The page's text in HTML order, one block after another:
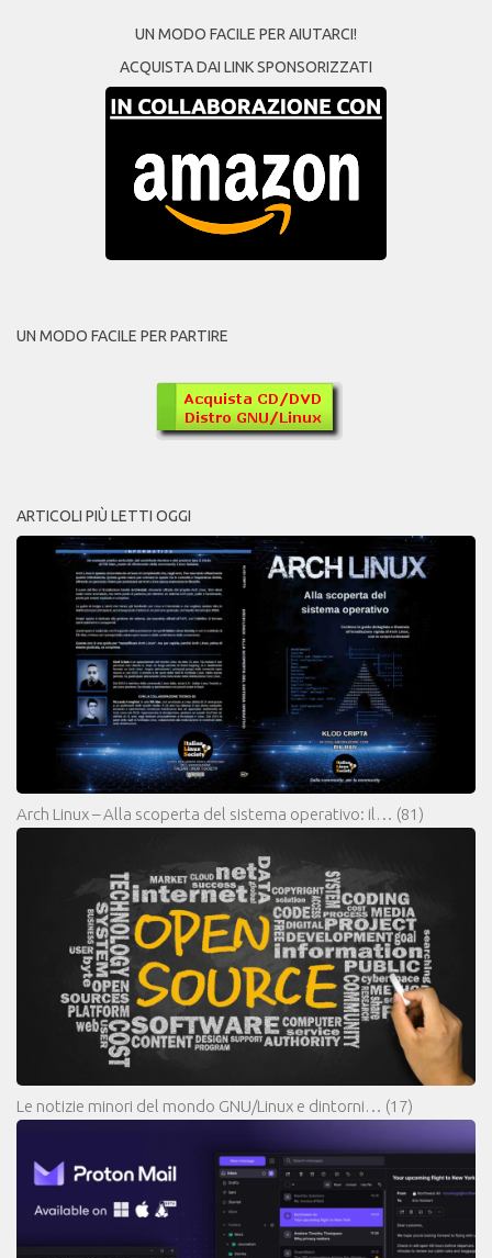
UN MODO FACILE PER AIUTARCI!
ACQUISTA DAI LINK SPONSORIZZATI
UN MODO FACILE PER PARTIRE
ARTICOLI PIÙ LETTI OGGI
Arch Linux – Alla scoperta del sistema operativo: il… (81)
Le notizie minori del mondo GNU/Linux e dintorni… (17)